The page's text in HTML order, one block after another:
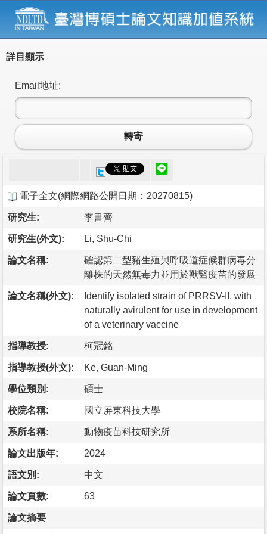
詳目顯示
Email地址:
轉寄
電子全文(網際網路公開日期：20270815)
研究生: 李書齊
研究生(外文): Li, Shu-Chi
論文名稱:
確認第二型豬生殖與呼吸道症候群病毒分
離株的天然無毒力並用於獸醫疫苗的發展
論文名稱(外文):
Identify isolated strain of PRRSV-II, with
naturally avirulent for use in development
of a veterinary vaccine
指導教授: 柯冠銘
指導教授(外文): Ke, Guan-Ming
學位類別: 碩士
校院名稱: 國立屏東科技大學
系所名稱: 動物疫苗科技研究所
論文出版年: 2024
語文別: 中文
論文頁數: 63
論文摘要